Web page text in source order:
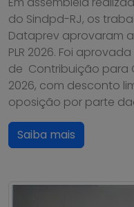
do Sindpd-RJ, os
Dataprev aprovaram
PLR 2026. Foi
de Contribuição para
2026, com desconto
oposição por parte
Saiba mais